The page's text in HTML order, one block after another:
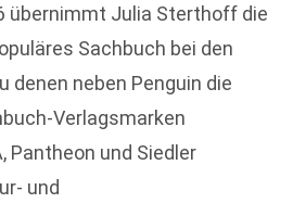
übernimmt Julia Sterthoff die
Sachbuch bei den
denen neben Penguin die
Verlagsmarken
Pantheon und Siedler
und